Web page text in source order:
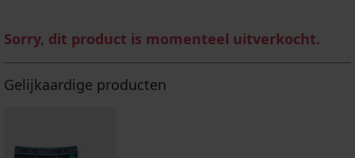
Sorry, dit product is momenteel uitverkocht.
Gelijkaardige producten